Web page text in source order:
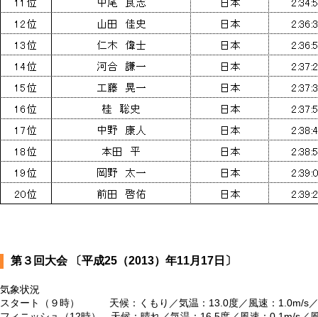
第３回大会 〔平成25（2013）年11月17日〕
気象状況
スタート（９時） 天候：くもり／気温：13.0度／風速：1.0m/s